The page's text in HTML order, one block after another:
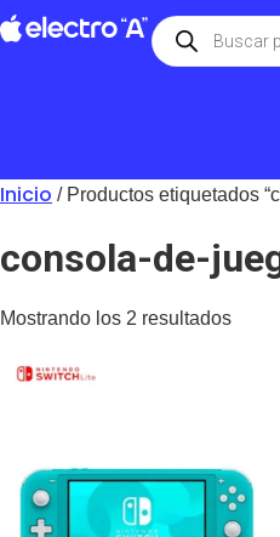
Inicio / Productos etiquetados
consola-de-
Mostrando los 2 resultados